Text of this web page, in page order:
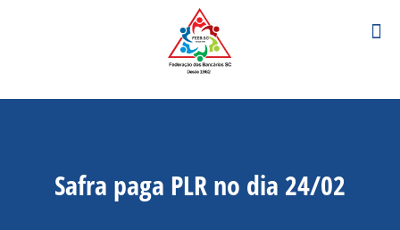
Safra paga PLR no dia 24/02